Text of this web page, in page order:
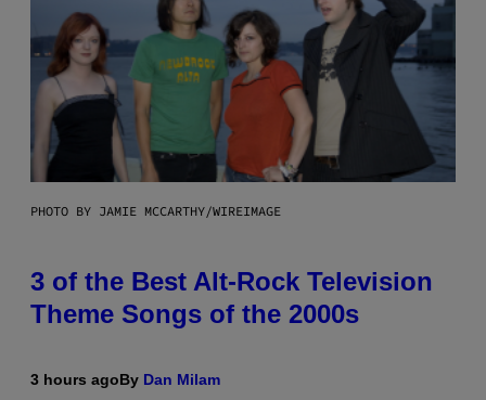
PHOTO BY JAMIE MCCARTHY/WIREIMAGE
3 of the Best Alt-Rock Television
Theme Songs of the 2000s
3 hours agoBy Dan Milam